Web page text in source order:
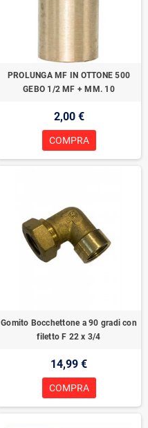
PROLUNGA MF IN OTTONE 500
GEBO 1/2 MF + MM. 10
2,00 €
COMPRA
Gomito Bocchettone a 90 gradi con
filetto F 22 x 3/4
14,99 €
COMPRA